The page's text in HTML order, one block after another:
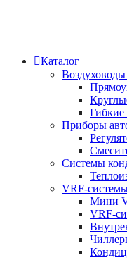
Каталог
Гибкие
Приборы
Системы
VRF-
Мини
VRF-